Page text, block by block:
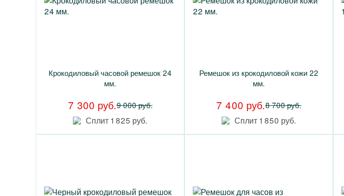
Крокодиловый часовой ремешок 24
мм.
7 300 руб.9 000 руб.
Сплит 1 825 руб.
Ремешок из крокодиловой кожи 22
мм.
7 400 руб.8 700 руб.
Сплит 1 850 руб.